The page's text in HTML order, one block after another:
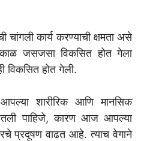
चांगली कार्य करण्याची क्षमता असे
जसजसा विकसित होत गेला
विकसित होत गेली.
शारीरिक आणि मानसिक
पाहिजे, कारण आज आपल्या
प्रदूषण वाढत आहे. त्याच वेगाने